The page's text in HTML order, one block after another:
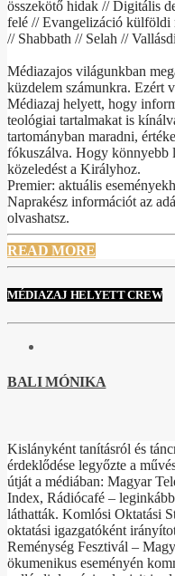
összekötő hidak // Digitális
felé // Evangelizáció külföldi
// Shabbath // Selah //
Médiazajos világunkban
küzdelem számunkra. Ezért
Médiazaj helyett, hogy
teológiai tartalmakat is
tartományban maradni,
fókuszálva. Hogy könnyebb
közeledést a Királyhoz.
Premier: aktuális
Naprakész információt az
olvashatsz.
READ MORE
MÉDIAZAJ HELYETT CREW
BALI MÓNIKA
Kislányként tanításról és
érdeklődése legyőzte a
útját a médiában: Magyar
Index, Rádiócafé –
láthatták. Komlósi Oktatási
oktatási igazgatóként
Reménység Fesztivál –
ökumenikus eseményén